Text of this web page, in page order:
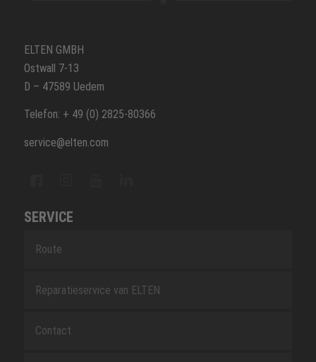
ELTEN GMBH
Ostwall 7-13
D – 47589 Uedem
Telefon: + 49 (0) 2825-80366
service@elten.com
SERVICE
Route
Reparatieservice van ELTEN
Contact